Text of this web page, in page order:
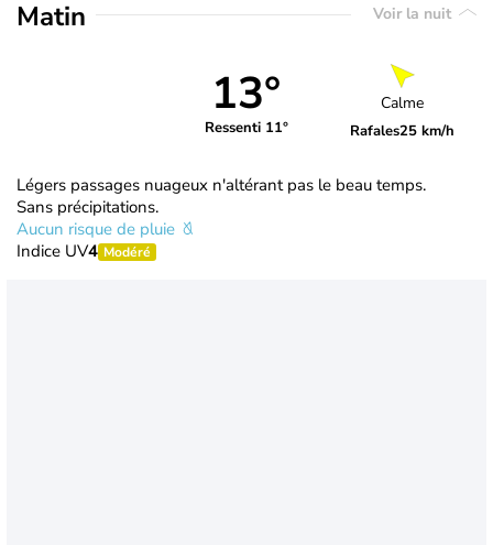
Matin Voir la nuit
13°
Ressenti 11°
Calme
Rafales25 km/h
Légers passages nuageux n'altérant pas le beau temps.
Sans précipitations.
Aucun risque de pluie
Indice UV4 Modéré